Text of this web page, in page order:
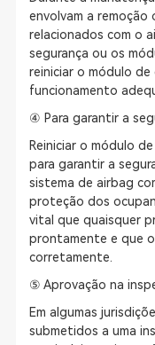
envolvam a
relacionados com o
segurança ou os
reiniciar o módulo
funcionamento
④ Para garantir a
Reiniciar o módulo
para garantir a
sistema de airbag
proteção dos
vital que quaisquer
prontamente e que
corretamente.
⑤ Aprovação na
Em algumas
submetidos a uma